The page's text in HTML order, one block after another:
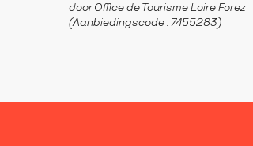
door Office de Tourisme Loire Forez
(Aanbiedingscode :7455283)